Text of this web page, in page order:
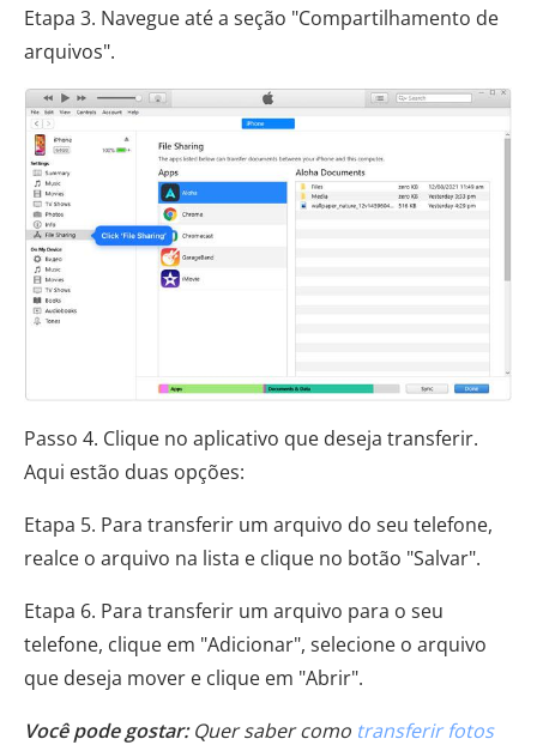
Etapa 3. Navegue até a seção "Compartilhamento de
arquivos".
Passo 4. Clique no aplicativo que deseja transferir.
Aqui estão duas opções:
Etapa 5. Para transferir um arquivo do seu telefone,
realce o arquivo na lista e clique no botão "Salvar".
Etapa 6. Para transferir um arquivo para o seu
telefone, clique em "Adicionar", selecione o arquivo
que deseja mover e clique em "Abrir".
Você pode gostar: Quer saber como transferir fotos